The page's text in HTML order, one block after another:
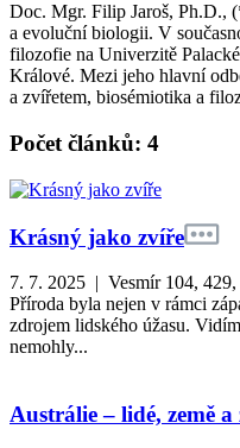
Doc. Mgr. Filip Jaroš, Ph.D.,
a evoluční biologii. V
filozofie na Univerzitě
Králové. Mezi jeho hlavní
a zvířetem, biosémiotika a
Počet článků: 4
Krásný jako zvíře
7. 7. 2025 | Vesmír 104, 429,
Příroda byla nejen v rámci
zdrojem lidského úžasu.
nemohly...
Austrálie – lidé, země a